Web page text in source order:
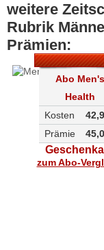
weitere
Rubrik
Prämien:
Abo Men's
Health
Kosten
Prämie
zum Abo-